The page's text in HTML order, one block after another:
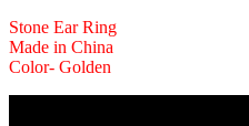
Stone Ear Ring
Made in China
Color- Golden